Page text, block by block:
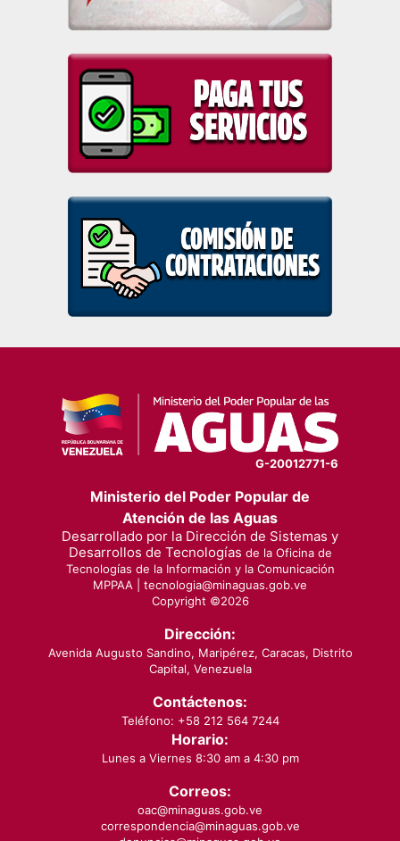
G-20012771-6
Ministerio del Poder Popular de
Atención de las Aguas
Desarrollado por la Dirección de Sistemas y
Desarrollos de Tecnologías de la Oficina de
Tecnologías de la Información y la Comunicación
MPPAA | tecnologia@minaguas.gob.ve
Copyright ©2026
Dirección:
Avenida Augusto Sandino, Maripérez, Caracas, Distrito
Capital, Venezuela
Contáctenos:
Teléfono: +58 212 564 7244
Horario:
Lunes a Viernes 8:30 am a 4:30 pm
Correos:
oac@minaguas.gob.ve
correspondencia@minaguas.gob.ve